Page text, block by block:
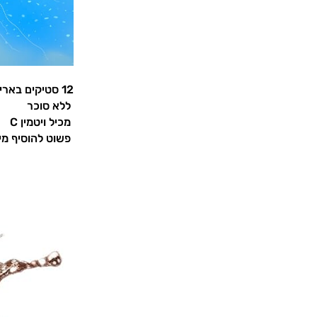
12 סטיקים באריזה לערבוב עם 0.5 ליטר
ללא סוכר
מכיל ויטמין C
פשוט להוסיף